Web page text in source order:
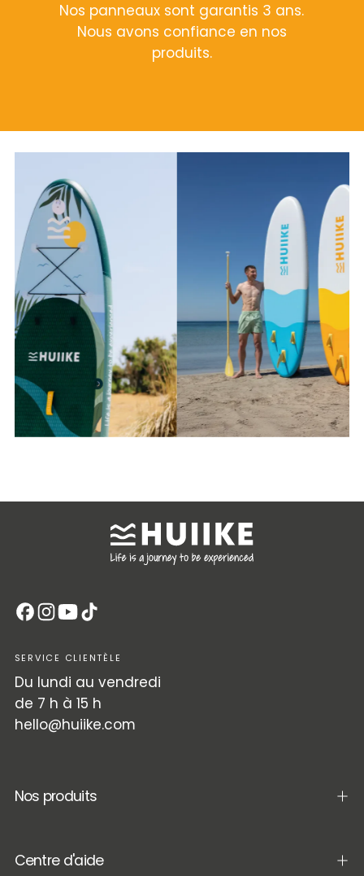
Nos panneaux sont garantis 3 ans.
Nous avons confiance en nos
produits.
SERVICE CLIENTÈLE
Du lundi au vendredi
de 7 h à 15 h
hello@huiike.com
Nos produits
Centre d'aide